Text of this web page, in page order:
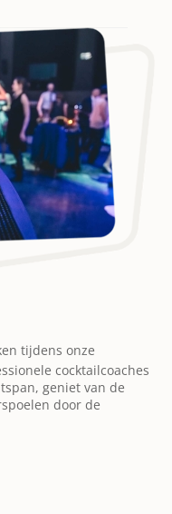
tijdens onze
cocktailcoaches
geniet van de
door de